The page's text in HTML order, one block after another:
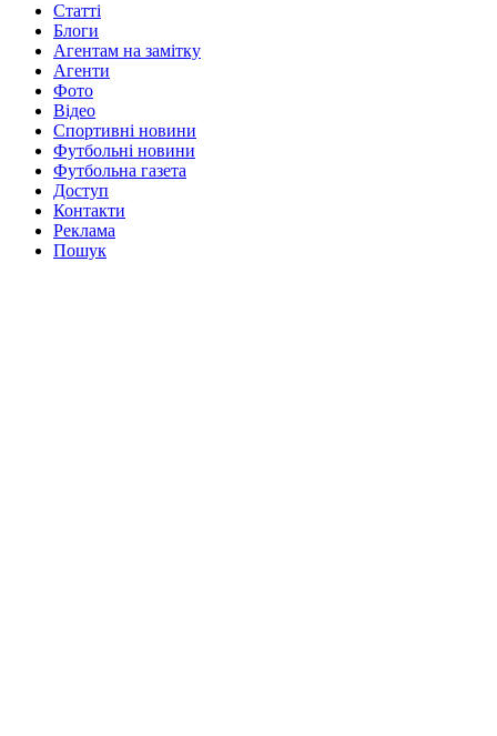
Статті
Блоги
Агентам на замітку
Агенти
Фото
Відео
Спортивні новини
Футбольні новини
Футбольна газета
Доступ
Контакти
Реклама
Пошук